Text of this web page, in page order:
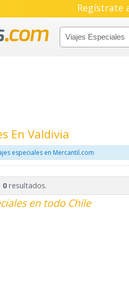
Regístrate
En Valdivia
especiales en Mercantil.com
0resultados.
en todo Chile